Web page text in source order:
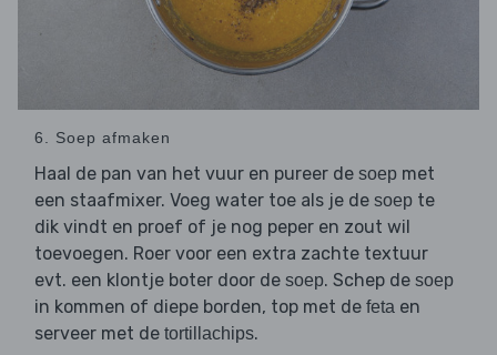
6. Soep afmaken
Haal de pan van het vuur en pureer de soep met
een staafmixer. Voeg water toe als je de soep te
dik vindt en proef of je nog peper en zout wil
toevoegen. Roer voor een extra zachte textuur
evt. een klontje boter door de soep. Schep de soep
in kommen of diepe borden, top met de feta en
serveer met de tortillachips.